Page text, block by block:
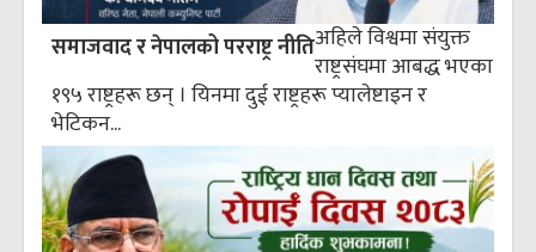
समाजवाद र नेपालको परराष्ट्र नीतिअहिले विश्वमा संयुक्त
राष्ट्रसंघमा आबद्ध भएका
१९५ राष्ट्रहरू छन् । यिनमा दुई राष्ट्रहरू प्यालेष्टाइन र
भेटिकन...